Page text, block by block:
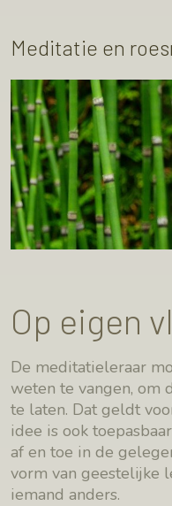
Meditatie en
Op eigen
De meditatieleraar
weten te vangen, om
te laten. Dat geldt
idee is ook
af en toe in de
vorm van geestelijke
iemand anders.